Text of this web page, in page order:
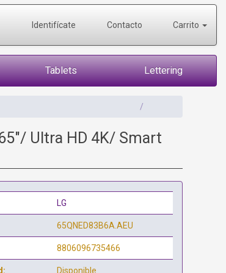
Identifícate Contacto Carrito
Tablets Lettering
Ultra HD 4K/ Smart
LG
65QNED83B6A.AEU
8806096735466
Disponible